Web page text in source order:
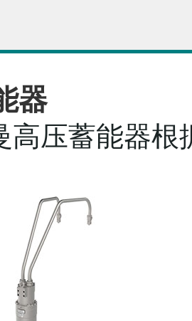
器
高压蓄能器根